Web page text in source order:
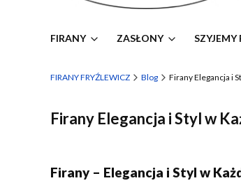
FIRANY ZASŁONY
FIRANY FRYŹLEWICZ Blog Firany Elegancja i
Firany Elegancja i Styl w
Firany – Elegancja i Styl w